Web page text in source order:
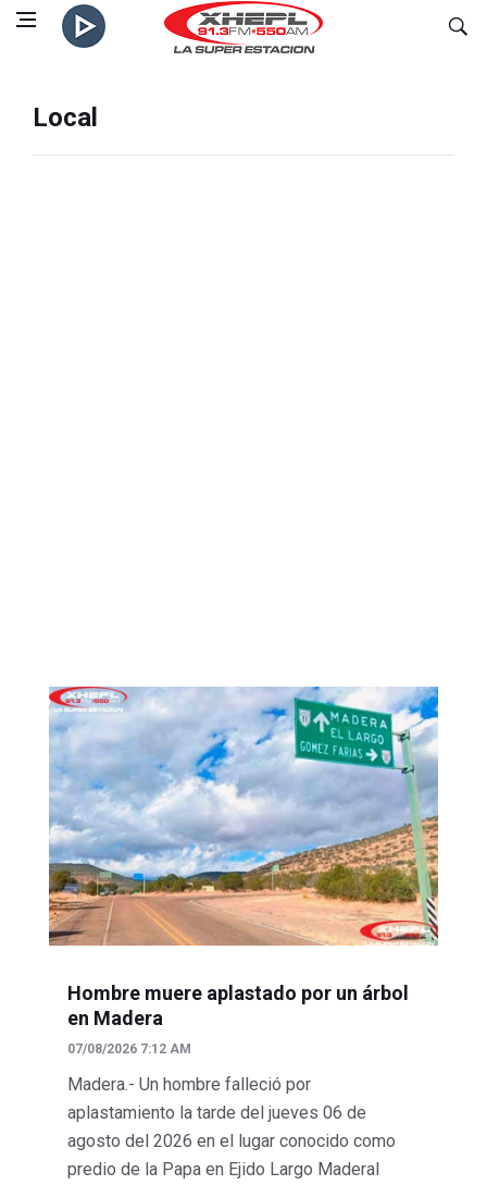
Local
Hombre muere aplastado por un árbol
en Madera
07/08/2026 7:12 AM
Madera.- Un hombre falleció por
aplastamiento la tarde del jueves 06 de
agosto del 2026 en el lugar conocido como
predio de la Papa en Ejido Largo Maderal